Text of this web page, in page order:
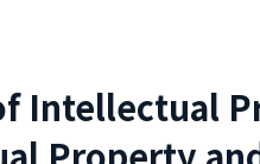
Intellectual